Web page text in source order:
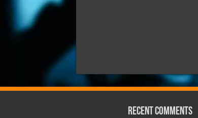
Recent Comments